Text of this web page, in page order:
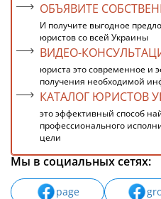
ОБЪЯВИТЕ
И получите выгодное
юристов со всей Украины
ВИДЕО-
юриста это современное и
получения необходимой
КАТАЛОГ ЮРИСТОВ
это эффективный способ
профессионального
цели
Мы в социальных сетях:
page